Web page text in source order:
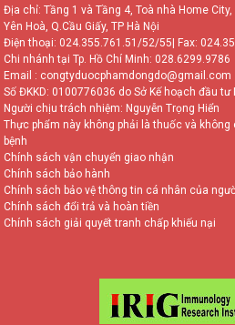
Địa chỉ: Tầng 1 và Tầng 4, Toà nhà Home
Yên Hoà, Q.Cầu Giấy, TP Hà Nội
Điện thoại: 024.355.761.51/52/55
| Fax:
Chi nhánh tại Tp. Hồ Chí Minh: 028.6299.9786
Email : congtyduocphamdongdo@gmail.com
Số ĐKKD: 0100776036 do Sở Kế hoạch đầu
Người chịu trách nhiệm: Nguyễn Trọng Hiển
Thực phẩm này không phải là thuốc và
bệnh
Chính sách vận chuyển giao nhận
Chính sách bảo hành
Chính sách bảo vệ thông tin cá nhân của
Chính sách đổi trả và hoàn tiền
Chính sách giải quyết tranh chấp khiếu nại